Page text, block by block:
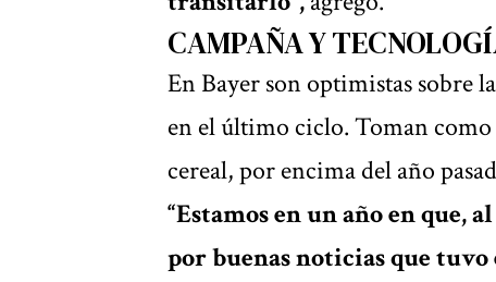
CAMPAÑA Y
En Bayer son optimistas sobre
en el último ciclo. Toman
cereal, por encima del año
“Estamos en un año en que,
por buenas noticias que tuvo